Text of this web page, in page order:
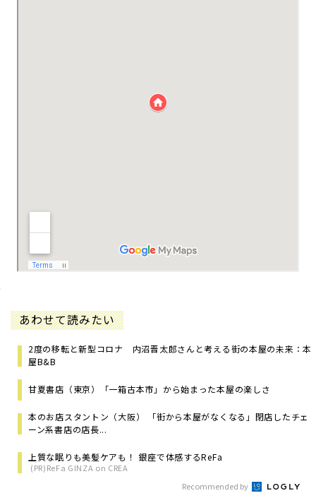
あわせて読みたい
2度の移転と新型コロナ 内沼晋太郎さんと考える街の本屋の未来：本
屋B&B
甘夏書店（東京）「一箱古本市」から始まった本屋の楽しさ
本のお店スタントン（大阪） 「街から本屋がなくなる」閉店したチェ
ーン系書店の店長...
上質な眠りも美髪ケアも！ 銀座で体感するReFa
(PR)ReFa GINZA on CREA
Recommended by